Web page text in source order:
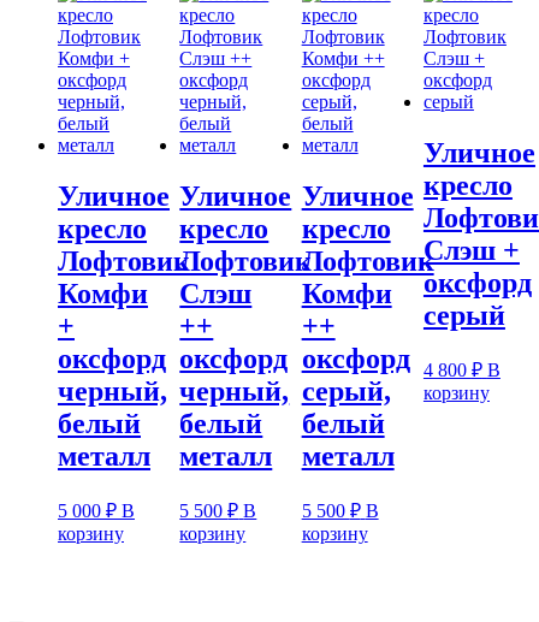
Уличное
кресло
Лофтовик
Комфи
+
оксфорд
черный,
белый
металл
5 000 ₽ В
корзину
Уличное
кресло
Лофтовик
Слэш
++
оксфорд
черный,
белый
металл
5 500₽ В
корзину
Уличное
кресло
Лофтовик
Комфи
++
оксфорд
серый,
белый
металл
5 500 ₽ В
корзину
Уличное
кресло
Слэш +
оксфорд
серый
4 800 ₽ В
корзину